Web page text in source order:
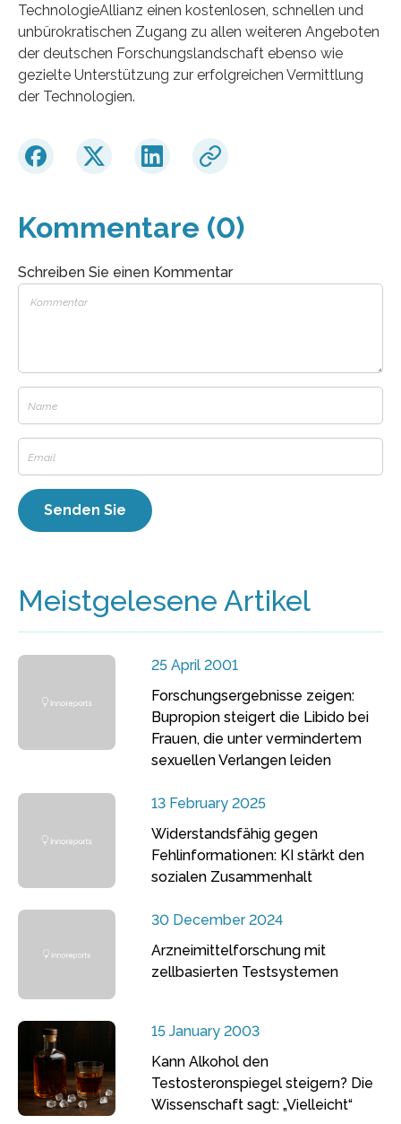
TechnologieAllianz einen kostenlosen, schnellen und
unbürokratischen Zugang zu allen weiteren Angeboten
der deutschen Forschungslandschaft ebenso wie
gezielte Unterstützung zur erfolgreichen Vermittlung
der Technologien.
Kommentare (0)
Schreiben Sie einen Kommentar
Meistgelesene Artikel
25 April 2001
Forschungsergebnisse zeigen:
Bupropion steigert die Libido bei
Frauen, die unter vermindertem
sexuellen Verlangen leiden
13 February 2025
Widerstandsfähig gegen
Fehlinformationen: KI stärkt den
sozialen Zusammenhalt
30 December 2024
Arzneimittelforschung mit
zellbasierten Testsystemen
15 January 2003
Kann Alkohol den
Testosteronspiegel steigern? Die
Wissenschaft sagt: „Vielleicht“